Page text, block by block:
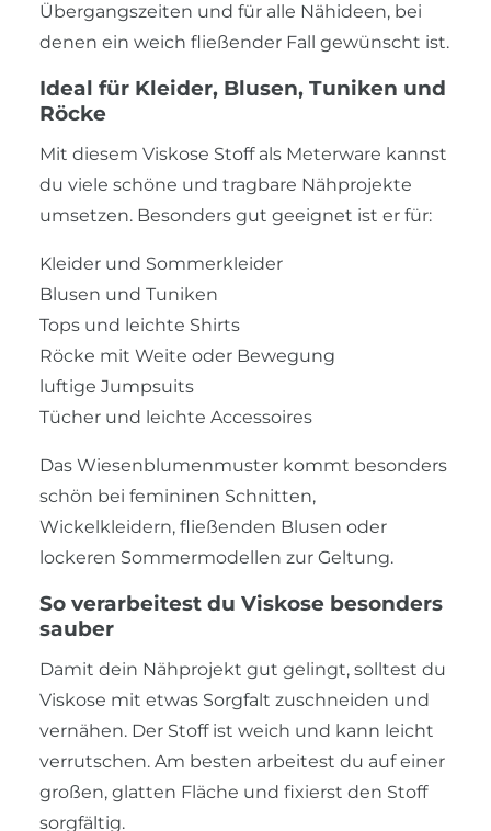
Übergangszeiten und für alle Nähideen, bei
denen ein weich fließender Fall gewünscht ist.
Ideal für Kleider, Blusen, Tuniken und
Röcke
Mit diesem Viskose Stoff als Meterware kannst
du viele schöne und tragbare Nähprojekte
umsetzen. Besonders gut geeignet ist er für:
Kleider und Sommerkleider
Blusen und Tuniken
Tops und leichte Shirts
Röcke mit Weite oder Bewegung
luftige Jumpsuits
Tücher und leichte Accessoires
Das Wiesenblumenmuster kommt besonders
schön bei femininen Schnitten,
Wickelkleidern, fließenden Blusen oder
lockeren Sommermodellen zur Geltung.
So verarbeitest du Viskose besonders
sauber
Damit dein Nähprojekt gut gelingt, solltest du
Viskose mit etwas Sorgfalt zuschneiden und
vernähen. Der Stoff ist weich und kann leicht
verrutschen. Am besten arbeitest du auf einer
großen, glatten Fläche und fixierst den Stoff
sorgfältig.